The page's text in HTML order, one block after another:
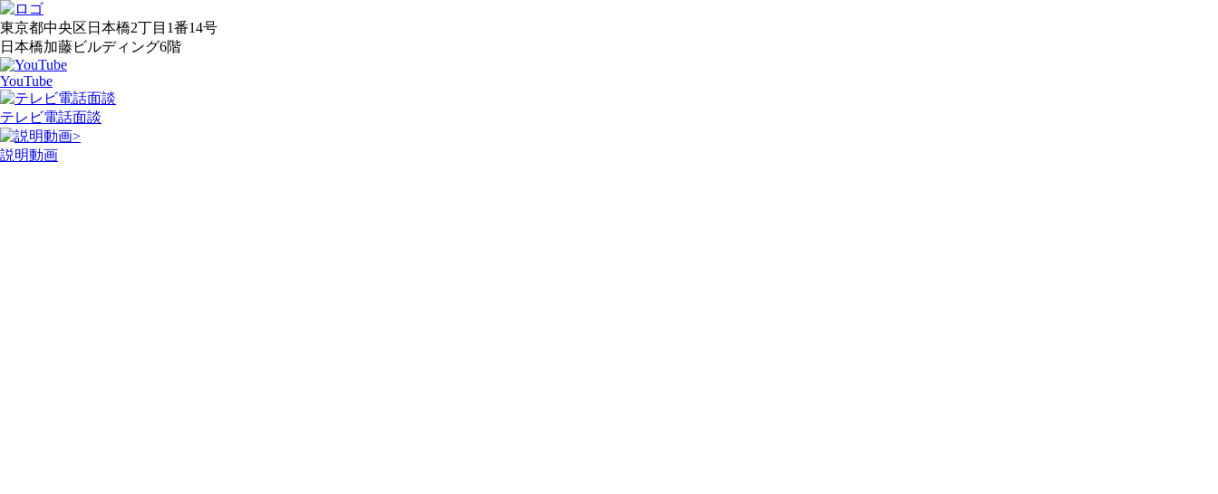
東京都中央区日本橋2丁目1番14号
日本橋加藤ビルディング6階
YouTube
テレビ電話面談
>
説明動画